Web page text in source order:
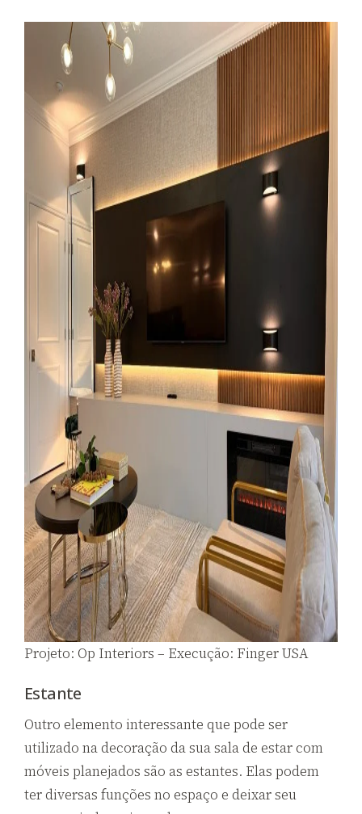
Projeto: Op Interiors – Execução: Finger USA
Estante
Outro elemento interessante que pode ser
utilizado na decoração da sua sala de estar com
móveis planejados são as estantes. Elas podem
ter diversas funções no espaço e deixar seu